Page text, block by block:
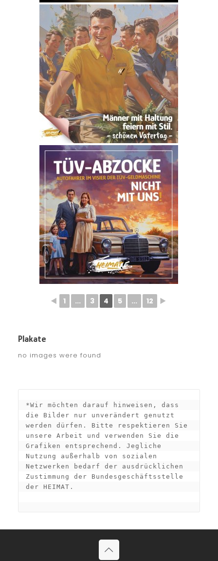
◄ 1 ... 3 4 5 ... 12 ►
Plakate
no images were found
*Wir möchten darauf hinweisen, dass
die Bilder nur unverändert genutzt
werden dürfen. Bitte respektieren Sie
unsere Arbeit und verwenden Sie die
Grafiken entsprechend. Jegliche
Nutzung außerhalb von sozialen
Netzwerken bedarf der ausdrücklichen
Zustimmung der Bundesgeschäftsstelle
der HEIMAT.